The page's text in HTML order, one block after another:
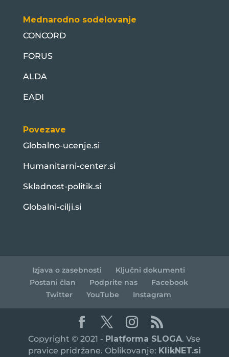
Mednarodno sodelovanje
CONCORD
FORUS
ALDA
EADI
Povezave
Globalno-ucenje.si
Humanitarni-center.si
Skladnost-politik.si
Globalni-cilji.si
Izjava o zasebnosti
Ključni dokumenti
Postani član
Podprite nas
Facebook
Twitter
YouTube Instagram
Copyright © 2021 - Platforma SLOGA. Vse
pravice pridržane. Oblikovanje: KlikNET.si